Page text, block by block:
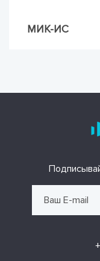
МИК-ИС